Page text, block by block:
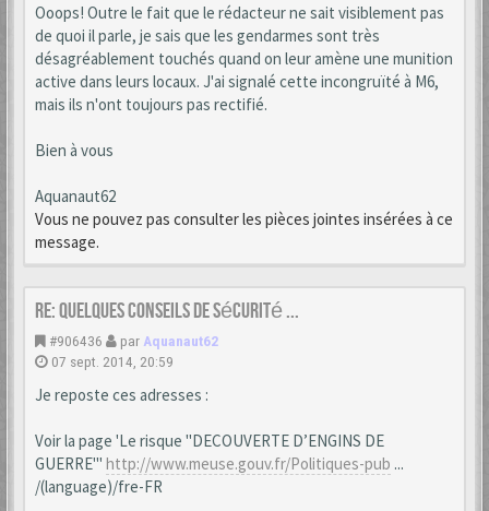
Ooops! Outre le fait que le rédacteur ne sait visiblement pas
de quoi il parle, je sais que les gendarmes sont très
désagréablement touchés quand on leur amène une munition
active dans leurs locaux. J'ai signalé cette incongruïté à M6,
mais ils n'ont toujours pas rectifié.
Bien à vous
Aquanaut62
Vous ne pouvez pas consulter les pièces jointes insérées à ce
message.
Re: Quelques conseils de sécurité ...
#906436 par Aquanaut62
07 sept. 2014, 20:59
Je reposte ces adresses :
Voir la page 'Le risque "DECOUVERTE D’ENGINS DE
GUERRE"' http://www.meuse.gouv.fr/Politiques-pub ...
/(language)/fre-FR